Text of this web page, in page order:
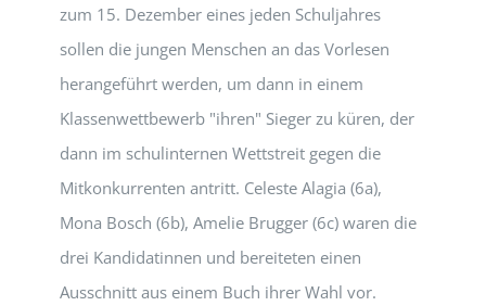
zum 15. Dezember eines jeden Schuljahres
sollen die jungen Menschen an das Vorlesen
herangeführt werden, um dann in einem
Klassenwettbewerb "ihren" Sieger zu küren, der
dann im schulinternen Wettstreit gegen die
Mitkonkurrenten antritt. Celeste Alagia (6a),
Mona Bosch (6b), Amelie Brugger (6c) waren die
drei Kandidatinnen und bereiteten einen
Ausschnitt aus einem Buch ihrer Wahl vor.